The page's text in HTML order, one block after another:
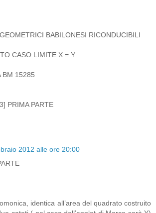
BABILONESI RICONDUCIBILI
CASO LIMITE X = Y
BM 15285
PRIMA PARTE
2012 alle ore 20:00
identica all’area del quadrato costruito